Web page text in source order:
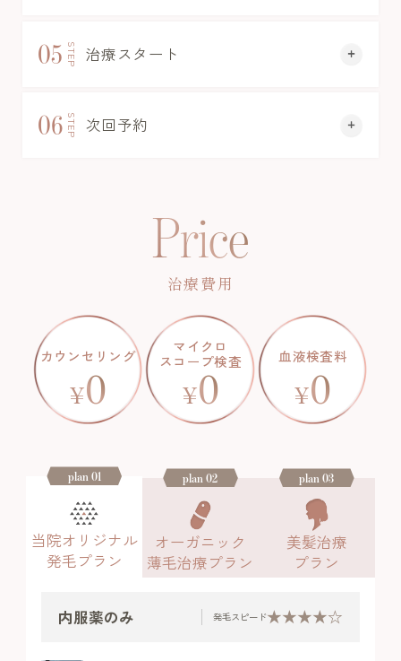
05 STEP 治療スタート
06 STEP 次回予約
Price
治療費用
カウンセリング
¥0
マイクロ
スコープ検査
¥0
血液検査料
¥0
plan 01
当院オリジナル
発毛プラン
plan 02
オーガニック
薄毛治療プラン
plan 03
美髪治療
プラン
内服薬のみ 発毛スピード★★★★☆